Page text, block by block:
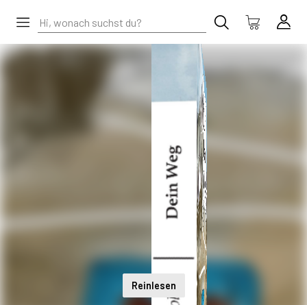
Reinlesen